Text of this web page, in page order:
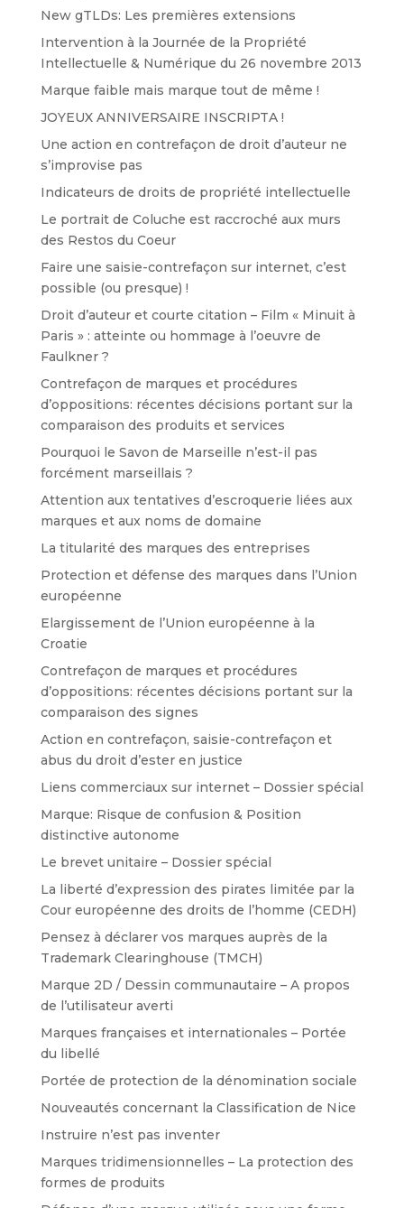
New gTLDs: Les premières extensions
Intervention à la Journée de la Propriété
Intellectuelle & Numérique du 26 novembre 2013
Marque faible mais marque tout de même !
JOYEUX ANNIVERSAIRE INSCRIPTA !
Une action en contrefaçon de droit d’auteur ne
s’improvise pas
Indicateurs de droits de propriété intellectuelle
Le portrait de Coluche est raccroché aux murs
des Restos du Coeur
Faire une saisie-contrefaçon sur internet, c’est
possible (ou presque) !
Droit d’auteur et courte citation – Film « Minuit à
Paris » : atteinte ou hommage à l’oeuvre de
Faulkner ?
Contrefaçon de marques et procédures
d’oppositions: récentes décisions portant sur la
comparaison des produits et services
Pourquoi le Savon de Marseille n’est-il pas
forcément marseillais ?
Attention aux tentatives d’escroquerie liées aux
marques et aux noms de domaine
La titularité des marques des entreprises
Protection et défense des marques dans l’Union
européenne
Elargissement de l’Union européenne à la
Croatie
Contrefaçon de marques et procédures
d’oppositions: récentes décisions portant sur la
comparaison des signes
Action en contrefaçon, saisie-contrefaçon et
abus du droit d’ester en justice
Liens commerciaux sur internet – Dossier spécial
Marque: Risque de confusion & Position
distinctive autonome
Le brevet unitaire – Dossier spécial
La liberté d’expression des pirates limitée par la
Cour européenne des droits de l’homme (CEDH)
Pensez à déclarer vos marques auprès de la
Trademark Clearinghouse (TMCH)
Marque 2D / Dessin communautaire – A propos
de l’utilisateur averti
Marques françaises et internationales – Portée
du libellé
Portée de protection de la dénomination sociale
Nouveautés concernant la Classification de Nice
Instruire n’est pas inventer
Marques tridimensionnelles – La protection des
formes de produits